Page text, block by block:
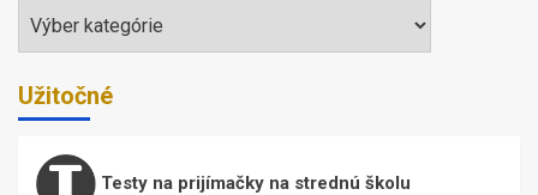
Témy
Užitočné
Testy na prijímačky na strednú školu